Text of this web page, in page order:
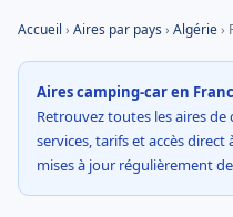
Accueil › Aires par pays› Algérie›
Aires camping-car en
Retrouvez toutes les aires
services, tarifs et accès
mises à jour régulièrement